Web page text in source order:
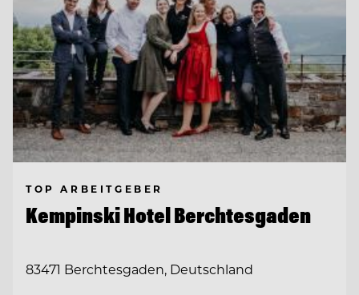
TOP ARBEITGEBER
Kempinski Hotel Berchtesgaden
83471 Berchtesgaden, Deutschland